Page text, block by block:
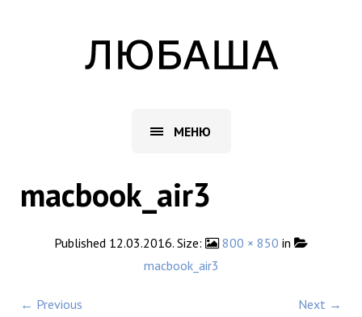
МЕНЮ
macbook_air3
Published 12.03.2016. Size: 800 × 850 in
macbook_air3
← Previous Next →